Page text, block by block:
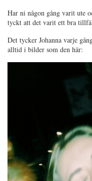
Har ni någon gång varit ute
tyckt att det varit ett bra
Det tycker Johanna varje
alltid i bilder som den här: